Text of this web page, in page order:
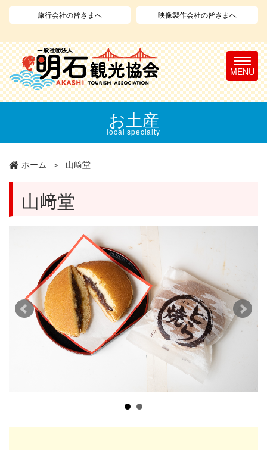
コ
旅行会社の皆さまへ 映像製作会社の皆さまへ
T
o
g
g
a
o
お土産
local specialty
ホーム 山﨑堂
山﨑堂